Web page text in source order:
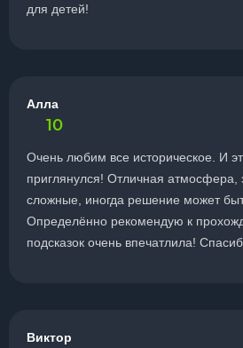
для детей!
Алла
10
Очень любим все историческое. И
приглянулся! Отличная атмосфера,
сложные, иногда решение может
Определённо рекомендую к
подсказок очень впечатлила!
Виктор